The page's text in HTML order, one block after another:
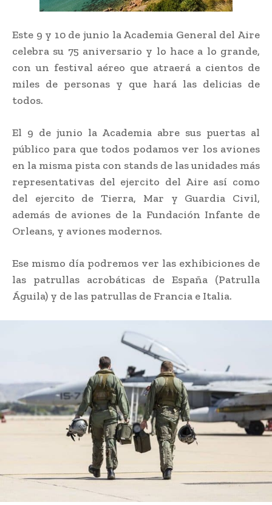
Este 9 y 10 de junio la Academia General del Aire
celebra su 75 aniversario y lo hace a lo grande,
con un festival aéreo que atraerá a cientos de
miles de personas y que hará las delicias de
todos.
El 9 de junio la Academia abre sus puertas al
público para que todos podamos ver los aviones
en la misma pista con stands de las unidades más
representativas del ejercito del Aire así como
del ejercito de Tierra, Mar y Guardia Civil,
además de aviones de la Fundación Infante de
Orleans, y aviones modernos.
Ese mismo día podremos ver las exhibiciones de
las patrullas acrobáticas de España (Patrulla
Águila) y de las patrullas de Francia e Italia.